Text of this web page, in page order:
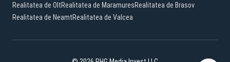
Realitatea de OltRealitatea de MaramuresRealitatea de Brasov
Realitatea de NeamtRealitatea de Valcea